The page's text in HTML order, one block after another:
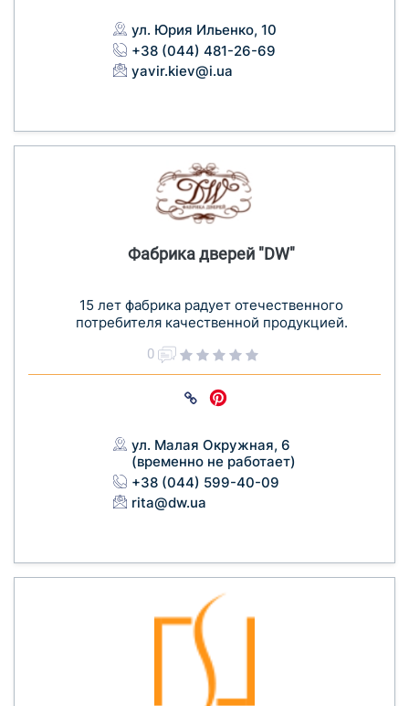
ул. Юрия Ильенко, 10
+38 (044) 481-26-69
yavir.kiev@i.ua
Фабрика дверей "DW"
15 лет фабрика радует отечественного
потребителя качественной продукцией.
0
ул. Малая Окружная, 6
(временно не работает)
+38 (044) 599-40-09
rita@dw.ua